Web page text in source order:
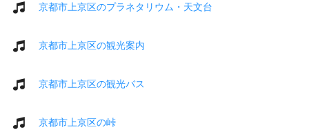
京都市上京区のプラネタリウム・天文台
京都市上京区の観光案内
京都市上京区の観光バス
京都市上京区の峠